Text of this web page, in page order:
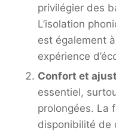
privilégier des
L’isolation
est également
expérience
Confort et
essentiel,
prolongées. La
disponibilité de